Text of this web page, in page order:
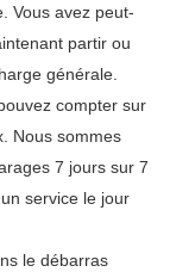
Vous avez peut-
partir ou
générale.
compter sur
Nous sommes
7 jours sur 7
service le jour
le débarras